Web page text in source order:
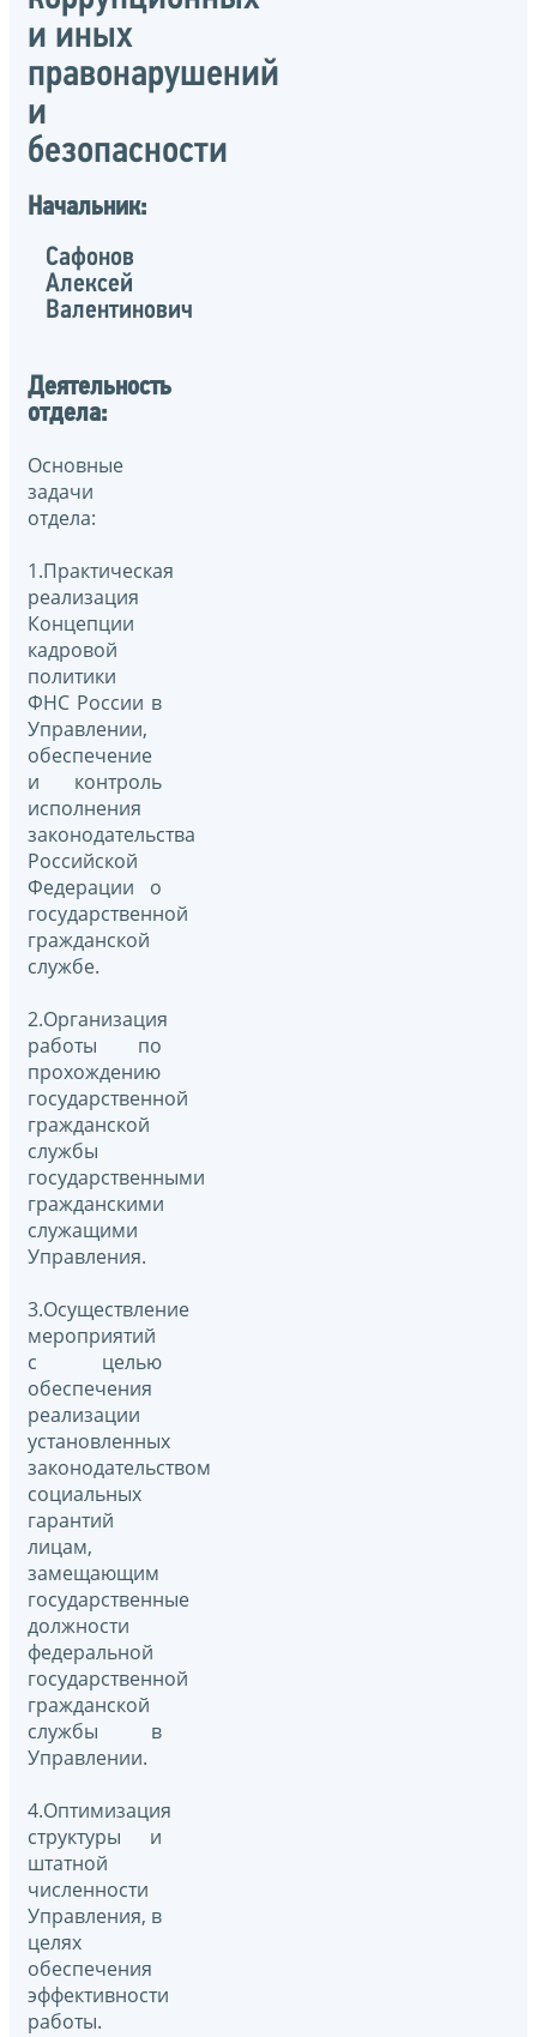
и иных
правонарушений
и
безопасности
Начальник:
Сафонов
Алексей
Валентинович
Деятельность
отдела:
Основные
задачи
отдела:
1.Практическая
реализация
Концепции
кадровой
политики
ФНС России в
Управлении,
обеспечение
и контроль
исполнения
законодательства
Российской
Федерации о
государственной
гражданской
службе.
2.Организация
работы по
прохождению
государственной
гражданской
службы
государственными
гражданскими
служащими
Управления.
3.Осуществление
мероприятий
с целью
обеспечения
реализации
установленных
законодательством
социальных
гарантий
лицам,
замещающим
государственные
должности
федеральной
государственной
гражданской
службы в
Управлении.
4.Оптимизация
структуры и
штатной
численности
Управления, в
целях
обеспечения
эффективности
работы.